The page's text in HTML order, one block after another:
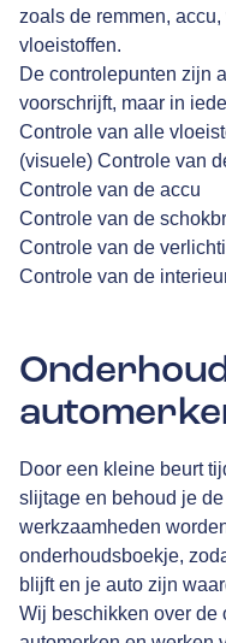
zoals de remmen,
vloeistoffen.
De controlepunten zijn
voorschrijft, maar in
Controle van alle
(visuele) Controle van
Controle van de accu
Controle van de
Controle van de
Controle van de
Door een kleine beurt
slijtage en behoud je
werkzaamheden
onderhoudsboekje,
blijft en je auto zijn
Wij beschikken over de